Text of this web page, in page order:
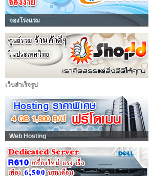
จองโรงแรม
เว็บสำเร็จรูป
Web Hosting